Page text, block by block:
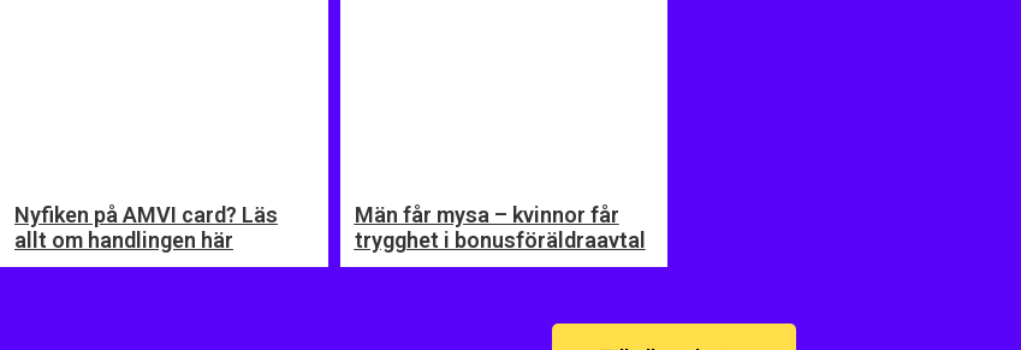
Nyfiken på AMVI card? Läs
allt om handlingen här
Män får mysa – kvinnor får
trygghet i bonusföräldraavtal